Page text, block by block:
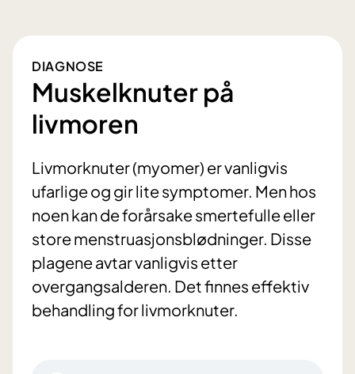
DIAGNOSE
Muskelknuter på
livmoren
Livmorknuter (myomer) er vanligvis
ufarlige og gir lite symptomer. Men hos
noen kan de forårsake smertefulle eller
store menstruasjonsblødninger. Disse
plagene avtar vanligvis etter
overgangsalderen. Det finnes effektiv
behandling for livmorknuter.